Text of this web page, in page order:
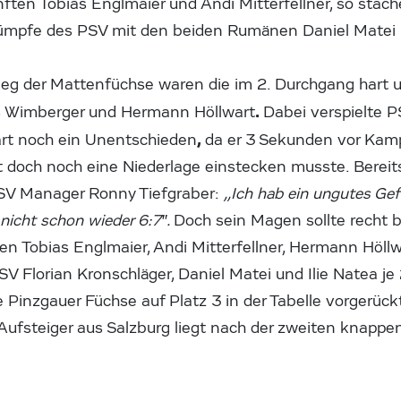
Tobias Englmaier und Andi Mitterfellner, so
des PSV mit den beiden Rumänen Daniel
der Mattenfüchse waren die im 2. Durchgang hart
und Hermann Höllwart. Dabei verspielte
noch ein Unentschieden,da er 3 Sekunden vor
doch noch eine Niederlage einstecken musste.
Manager Ronny Tiefgraber: ,,Ich hab ein ungutes
schon wieder 6:7″. Doch sein Magen sollte recht
Tobias Englmaier, Andi Mitterfellner, Hermann
Florian Kronschläger, Daniel Matei und Ilie Natea je
Pinzgauer Füchse auf Platz 3 in der Tabelle
aus Salzburg liegt nach der zweiten